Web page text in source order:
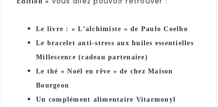
Le livre : « L’alchimiste » de Paulo Coelho
Le bracelet anti-stress aux huiles essentielles
Millescence (cadeau partenaire)
Le thé « Noël en rêve » de chez Maison
Bourgeon
Un complément alimentaire Vitarmonyl